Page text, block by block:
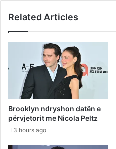
Related Articles
Brooklyn ndryshon datën e
përvjetorit me Nicola Peltz
3 hours ago